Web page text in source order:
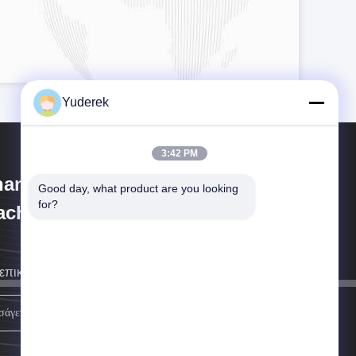
Xinyu Packaging
Co., Ltd.
μαζί σας το συντομότερο δυνατόν.
Yuderek
3:42 PM
Good day, what product are you looking
for?